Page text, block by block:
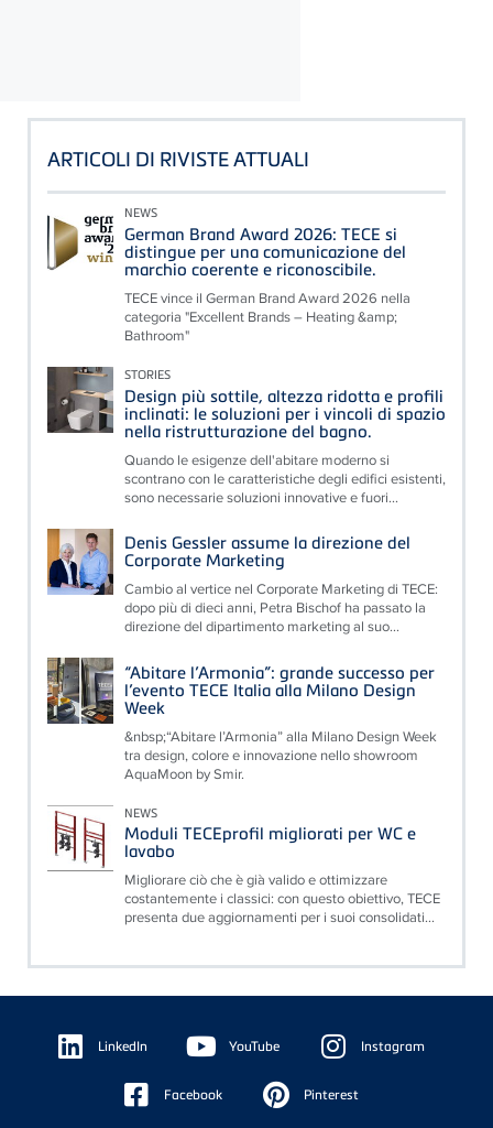
ARTICOLI DI RIVISTE ATTUALI
NEWS
German Brand Award 2026: TECE si
distingue per una comunicazione del
marchio coerente e riconoscibile.
TECE vince il German Brand Award 2026 nella
categoria "Excellent Brands – Heating &amp;
Bathroom"
STORIES
Design più sottile, altezza ridotta e profili
inclinati: le soluzioni per i vincoli di spazio
nella ristrutturazione del bagno.
Quando le esigenze dell'abitare moderno si
scontrano con le caratteristiche degli edifici esistenti,
sono necessarie soluzioni innovative e fuori...
Denis Gessler assume la direzione del
Corporate Marketing
Cambio al vertice nel Corporate Marketing di TECE:
dopo più di dieci anni, Petra Bischof ha passato la
direzione del dipartimento marketing al suo...
“Abitare l’Armonia”: grande successo per
l’evento TECE Italia alla Milano Design
Week
&nbsp;“Abitare l’Armonia” alla Milano Design Week
tra design, colore e innovazione nello showroom
AquaMoon by Smir.
NEWS
Moduli TECEprofil migliorati per WC e
lavabo
Migliorare ciò che è già valido e ottimizzare
costantemente i classici: con questo obiettivo, TECE
presenta due aggiornamenti per i suoi consolidati...
Floating
Sidebar LinkedIn YouTube Instagram
Facebook Pinterest